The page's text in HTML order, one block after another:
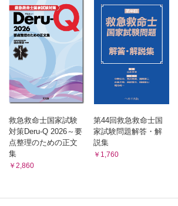
救急救命士国家試験
対策Deru-Q 2026～要
点整理のための正文
集
￥2,860
第44回救急救命士国
家試験問題解答・解
説集
￥1,760